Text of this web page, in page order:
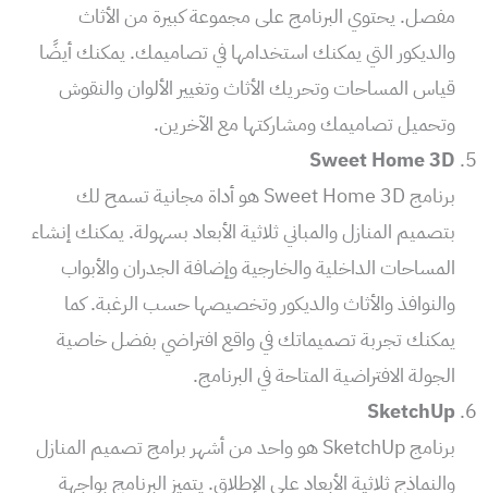
مفصل. يحتوي البرنامج على مجموعة كبيرة من الأثاث
والديكور التي يمكنك استخدامها في تصاميمك. يمكنك أيضًا
قياس المساحات وتحريك الأثاث وتغيير الألوان والنقوش
وتحميل تصاميمك ومشاركتها مع الآخرين.
Sweet Home 3D
برنامج Sweet Home 3D هو أداة مجانية تسمح لك
بتصميم المنازل والمباني ثلاثية الأبعاد بسهولة. يمكنك إنشاء
المساحات الداخلية والخارجية وإضافة الجدران والأبواب
والنوافذ والأثاث والديكور وتخصيصها حسب الرغبة. كما
يمكنك تجربة تصميماتك في واقع افتراضي بفضل خاصية
الجولة الافتراضية المتاحة في البرنامج.
SketchUp
برنامج SketchUp هو واحد من أشهر برامج تصميم المنازل
والنماذج ثلاثية الأبعاد على الإطلاق. يتميز البرنامج بواجهة